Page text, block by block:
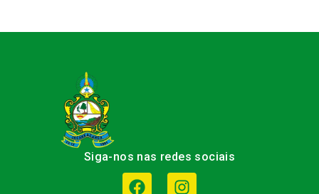
Siga-nos nas redes sociais